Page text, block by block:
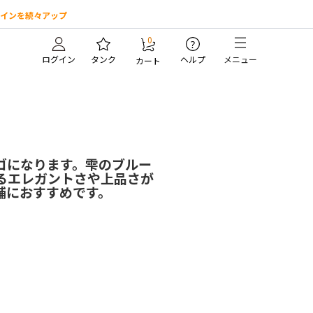
ンを続々アップ
ログイン タンク
0
カート
?
ヘルプ メニュー
なります。雫のブルー
エレガントさや上品さが
おすすめです。